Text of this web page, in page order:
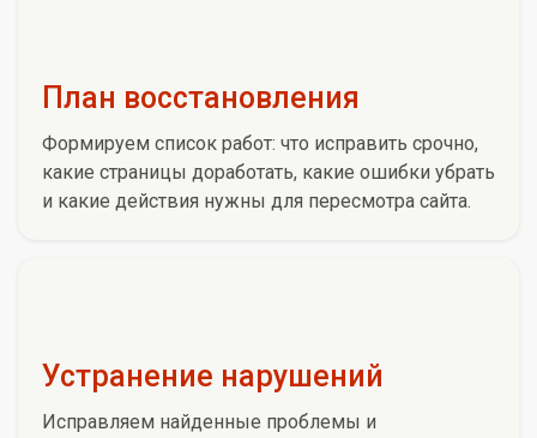
План восстановления
Формируем список работ: что исправить срочно,
какие страницы доработать, какие ошибки убрать
и какие действия нужны для пересмотра сайта.
Устранение нарушений
Исправляем найденные проблемы и